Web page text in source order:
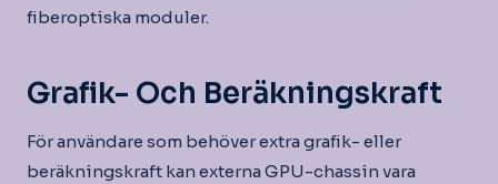
fiberoptiska moduler.
Grafik- Och Beräkningskraft
För användare som behöver extra grafik- eller
beräkningskraft kan externa GPU-chassin vara